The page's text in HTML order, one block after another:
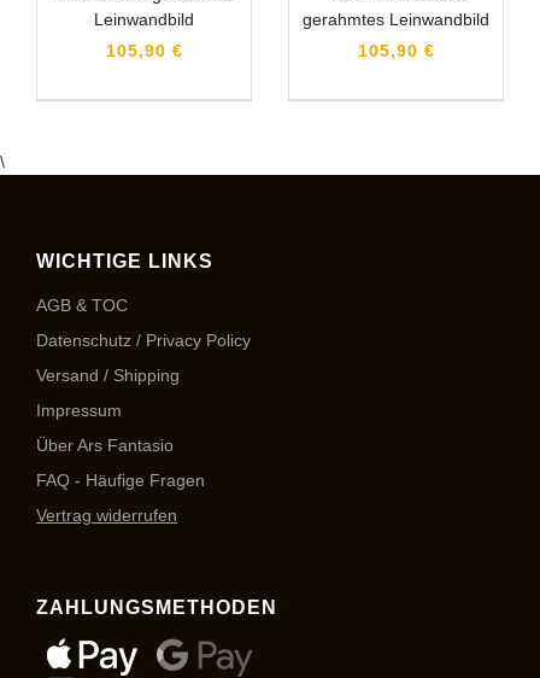
Leinwandbild
105,90 €
gerahmtes Leinwandbild
105,90 €
\
WICHTIGE LINKS
AGB & TOC
Datenschutz / Privacy Policy
Versand / Shipping
Impressum
Über Ars Fantasio
FAQ - Häufige Fragen
Vertrag widerrufen
ZAHLUNGSMETHODEN